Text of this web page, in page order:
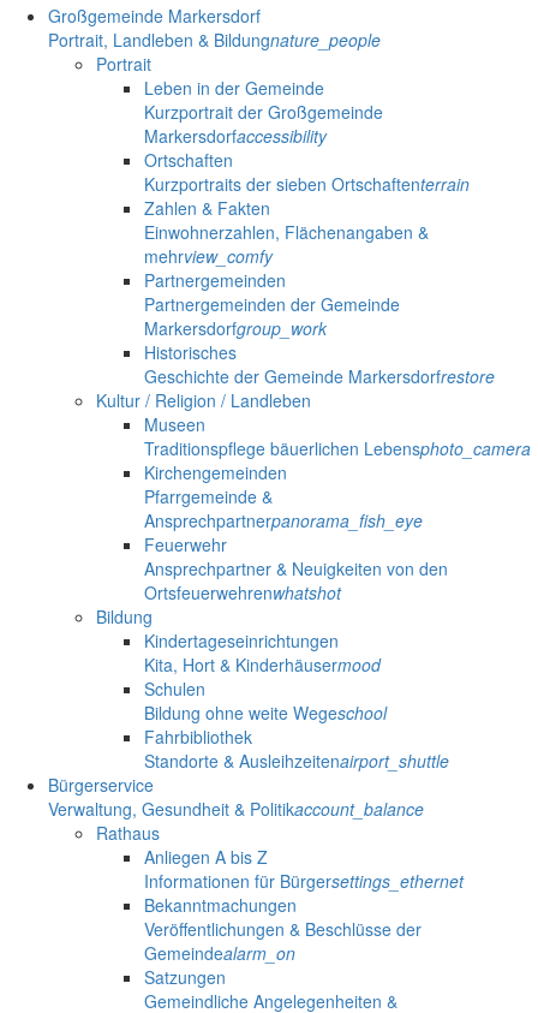
Großgemeinde Markersdorf
Portrait, Landleben & Bildungnature_people
Portrait
Leben in der Gemeinde
Kurzportrait der Großgemeinde
Markersdorfaccessibility
Ortschaften
Kurzportraits der sieben Ortschaftenterrain
Zahlen & Fakten
Einwohnerzahlen, Flächenangaben &
mehrview_comfy
Partnergemeinden
Partnergemeinden der Gemeinde
Markersdorfgroup_work
Historisches
Geschichte der Gemeinde Markersdorfrestore
Kultur / Religion / Landleben
Museen
Traditionspflege bäuerlichen Lebensphoto_camera
Kirchengemeinden
Pfarrgemeinde &
Ansprechpartnerpanorama_fish_eye
Feuerwehr
Ansprechpartner & Neuigkeiten von den
Ortsfeuerwehrenwhatshot
Bildung
Kindertageseinrichtungen
Kita, Hort & Kinderhäusermood
Schulen
Bildung ohne weite Wegeschool
Fahrbibliothek
Standorte & Ausleihzeitenairport_shuttle
Bürgerservice
Verwaltung, Gesundheit & Politikaccount_balance
Rathaus
Anliegen A bis Z
Informationen für Bürgersettings_ethernet
Bekanntmachungen
Veröffentlichungen & Beschlüsse der
Gemeindealarm_on
Satzungen
Gemeindliche Angelegenheiten &